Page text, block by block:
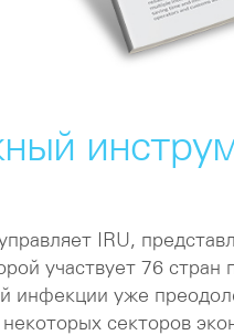
IRU,
участвует 76
инфекции уже
секторов